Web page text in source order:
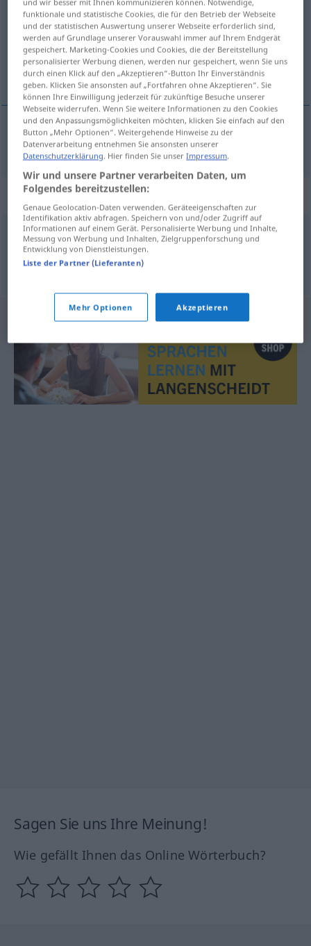
Übersicht aller Übersetzungen
(Für mehr Details die Übersetzung anklicken/antippen)
dolać, dopełnić
dol(ew)ać, dopełni(a)ć zugießen
Synonyme für "zugießen"
abfüllen,füllen,eingießen,einschenken
Sagen Sie uns Ihre Meinung!
Wie gefällt Ihnen das Online Wörterbuch?
funktionale und statistische Cookies, die für den Betrieb der Webseite
und der statistischen Auswertung unserer Webseite erforderlich sind,
werden auf Grundlage unserer Vorauswahl immer auf Ihrem Endgerät
gespeichert. Marketing-Cookies und Cookies, die der Bereitstellung
personalisierter Werbung dienen, werden nur gespeichert, wenn Sie uns
durch einen Klick auf den „Akzeptieren“-Button Ihr Einverständnis
geben. Klicken Sie ansonsten auf „Fortfahren ohne Akzeptieren“. Sie
können Ihre Einwilligung jederzeit für zukünftige Besuche unserer
Webseite widerrufen. Wenn Sie weitere Informationen zu den Cookies
und den Anpassungsmöglichkeiten möchten, klicken Sie einfach auf den
Button „Mehr Optionen“. Weitergehende Hinweise zu der
Datenverarbeitung entnehmen Sie ansonsten unserer
Datenschutzerklärung . Hier finden Sie unserImpressum
Wir und unsere Partner verarbeiten Daten, um
Folgendes bereitzustellen:
Genaue Geolocation-Daten verwenden. Geräteeigenschaften zur
Identifikation aktiv abfragen. Speichern von und/oder Zugriff auf
Informationen auf einem Gerät. Personalisierte Werbung und Inhalte,
Messung von Werbung und Inhalten, Zielgruppenforschung und
Entwicklung von Dienstleistungen.
Liste der Partner (Lieferanten)
Mehr Optionen Akzeptieren